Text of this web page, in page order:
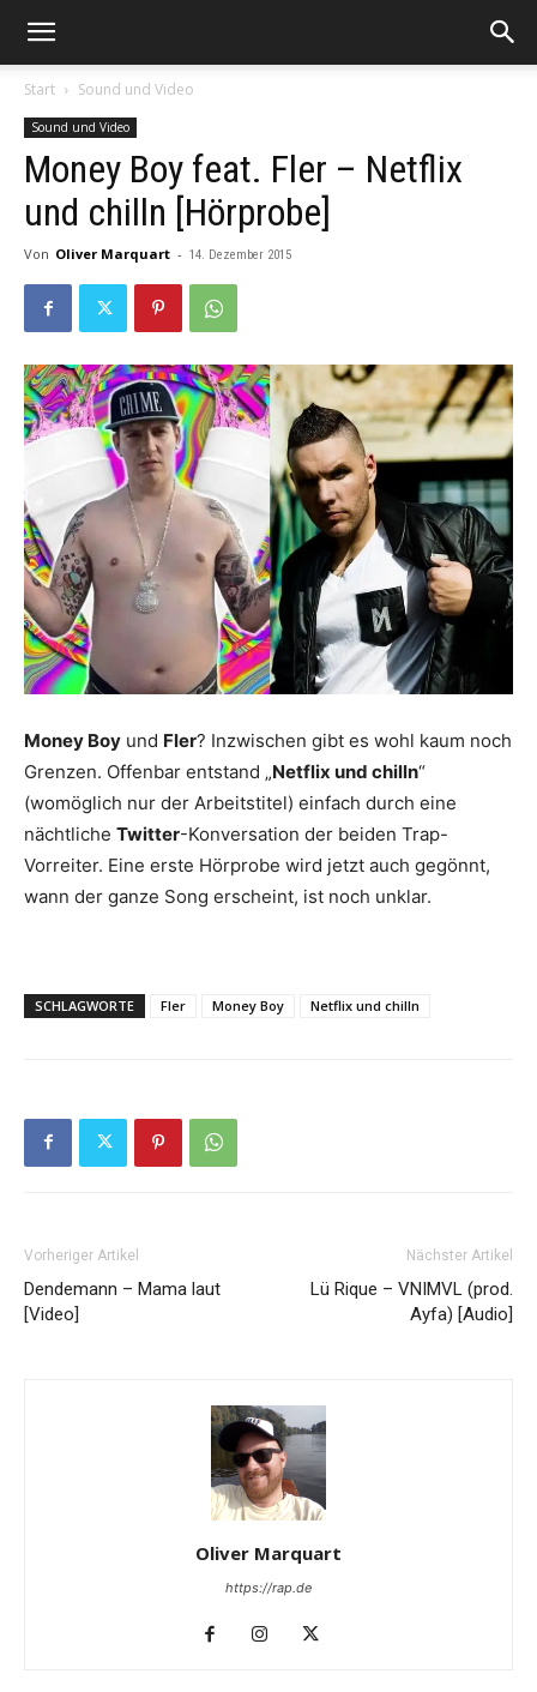
Start Sound und Video
Sound und Video
Money Boy feat. Fler – Netflix
und chilln [Hörprobe]
Von Oliver Marquart - 14. Dezember 2015
Money Boy und Fler? Inzwischen gibt es wohl kaum noch
Grenzen. Offenbar entstand „Netflix und chilln“
(womöglich nur der Arbeitstitel) einfach durch eine
nächtliche Twitter-Konversation der beiden Trap-
Vorreiter. Eine erste Hörprobe wird jetzt auch gegönnt,
wann der ganze Song erscheint, ist noch unklar.
SCHLAGWORTE Fler Money Boy Netflix und chilln
Vorheriger Artikel
Dendemann – Mama laut
[Video]
Nächster Artikel
Lü Rique – VNIMVL (prod.
Ayfa) [Audio]
Oliver Marquart
https://rap.de